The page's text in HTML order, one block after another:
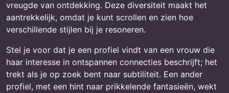
vreugde van ontdekking. Deze diversiteit maakt het
aantrekkelijk, omdat je kunt scrollen en zien hoe
verschillende stijlen bij je resoneren.
Stel je voor dat je een profiel vindt van een vrouw die
haar interesse in ontspannen connecties beschrijft; het
trekt als je op zoek bent naar subtiliteit. Een ander
profiel, met een hint naar prikkelende fantasieën, wekt